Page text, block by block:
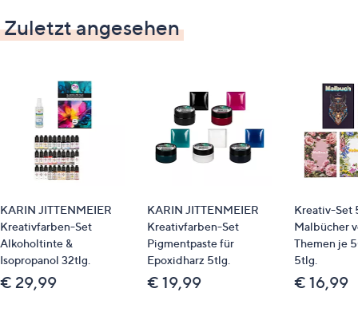
Zuletzt angesehen
KARIN JITTENMEIER
Kreativfarben-Set
Alkoholtinte &
Isopropanol 32tlg.
€ 29,99
KARIN JITTENMEIER
Kreativfarben-Set
Pigmentpaste für
Epoxidharz 5tlg.
€ 19,99
Kreativ-Set
Malbücher
Themen je
5tlg.
€ 16,99